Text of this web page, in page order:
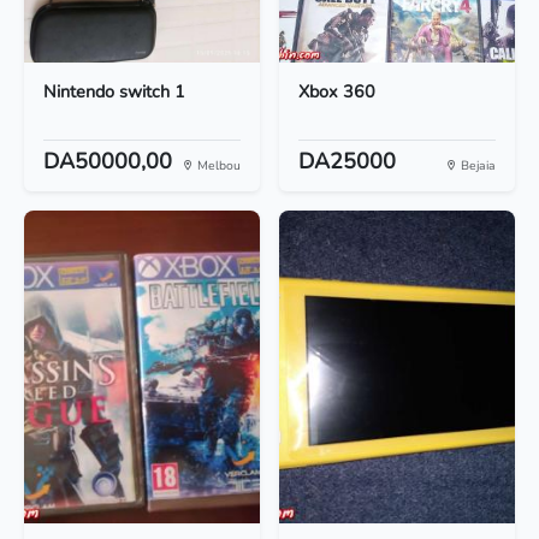
Nintendo switch 1
DA50000,00 Melbou
Xbox 360
DA25000 Bejaia